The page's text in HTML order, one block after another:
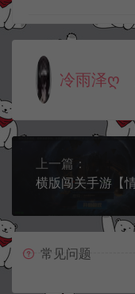
冷雨泽ღ
上一篇：
常见问题